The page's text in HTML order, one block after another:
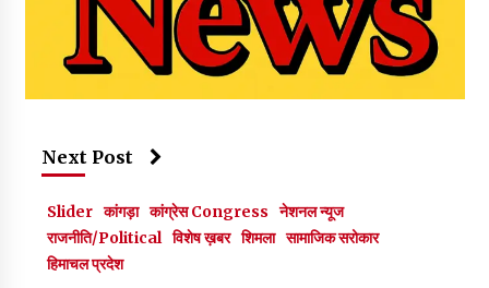
Next Post
Slider कांगड़ा कांग्रेस Congress नेशनल न्यूज
राजनीति/Political विशेष ख़बर शिमला सामाजिक सरोकार
हिमाचल प्रदेश